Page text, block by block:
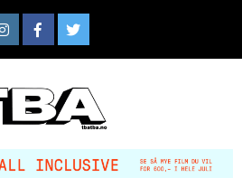
InstagramFacebook
Twitter